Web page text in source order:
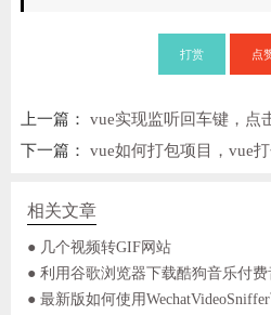
打赏 点
上一篇：vue实现监听回车键，点
下一篇：vue如何打包项目，vue
相关文章
● 几个视频转GIF网站
● 利用谷歌浏览器下载酷狗音乐付费
● 最新版如何使用